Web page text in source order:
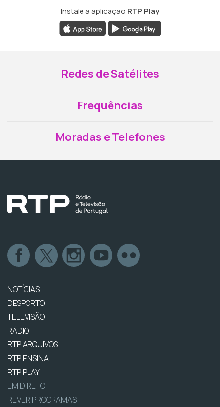
Instale a aplicação RTP Play
Redes de Satélites
Frequências
Moradas e Telefones
NOTÍCIAS
DESPORTO
TELEVISÃO
RÁDIO
RTP ARQUIVOS
RTP ENSINA
RTP PLAY
EM DIRETO
REVER PROGRAMAS